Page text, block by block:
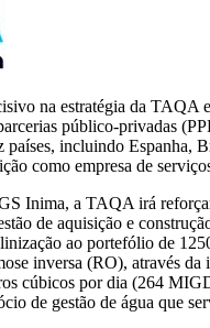
na estratégia da
público-privadas
países, incluindo Espanha,
como empresa de
Inima, a TAQA irá
de aquisição e
ao portefólio de
inversa (RO), através
cúbicos por dia (264
de gestão de água que